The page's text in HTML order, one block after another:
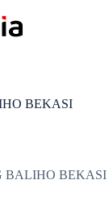
BEKASI
BALIHO BEKASI